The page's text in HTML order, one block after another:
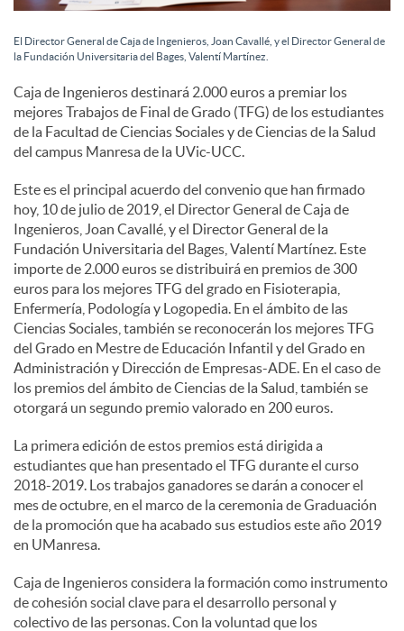
s
El Director General de Caja de Ingenieros, Joan Cavallé, y el Director General de
la Fundación Universitaria del Bages, Valentí Martínez.
Caja de Ingenieros destinará 2.000 euros a premiar los
mejores Trabajos de Final de Grado (TFG) de los estudiantes
de la Facultad de Ciencias Sociales y de Ciencias de la Salud
del campus Manresa de la UVic-UCC.
Este es el principal acuerdo del convenio que han firmado
hoy, 10 de julio de 2019, el Director General de Caja de
Ingenieros, Joan Cavallé, y el Director General de la
Fundación Universitaria del Bages, Valentí Martínez. Este
importe de 2.000 euros se distribuirá en premios de 300
euros para los mejores TFG del grado en Fisioterapia,
Enfermería, Podología y Logopedia. En el ámbito de las
Ciencias Sociales, también se reconocerán los mejores TFG
del Grado en Mestre de Educación Infantil y del Grado en
Administración y Dirección de Empresas-ADE. En el caso de
los premios del ámbito de Ciencias de la Salud, también se
otorgará un segundo premio valorado en 200 euros.
La primera edición de estos premios está dirigida a
estudiantes que han presentado el TFG durante el curso
2018-2019. Los trabajos ganadores se darán a conocer el
mes de octubre, en el marco de la ceremonia de Graduación
de la promoción que ha acabado sus estudios este año 2019
en UManresa.
Caja de Ingenieros considera la formación como instrumento
de cohesión social clave para el desarrollo personal y
colectivo de las personas. Con la voluntad que los